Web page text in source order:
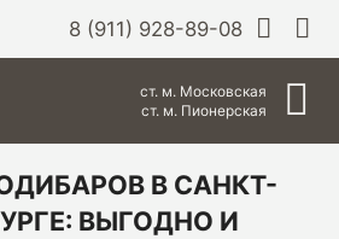
8 (911) 928-89-08
ст. м. Московская
ст. м. Пионерская
В САНКТ-
ВЫГОДНО И